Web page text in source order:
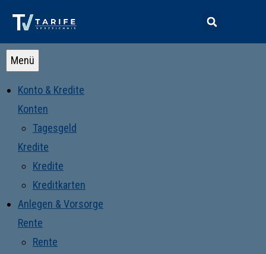
Menü
Konto & Kredite
Konten
Tagesgeld
Kredite
Kredite
Kreditkarten
Anlegen & Vorsorge
Rente
Rente